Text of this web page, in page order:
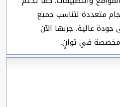
متعددة لتناسب جميع
عالية. جربها الآن
في ثوانٍ.